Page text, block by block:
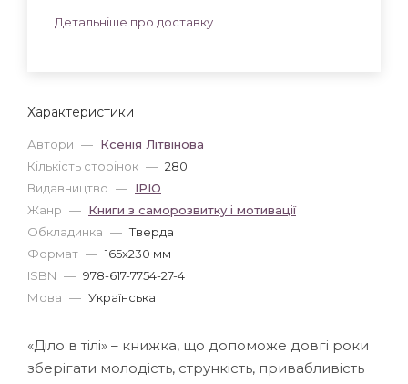
Характеристики
Автори — Ксенія Літвінова
Кількість сторінок — 280
Видавництво — IPIO
Жанр — Книги з саморозвитку і мотивації
Обкладинка — Тверда
Формат — 165x230 мм
ISBN — 978-617-7754-27-4
Мова — Українська
Детальніше про доставку
«Діло в тілі» – книжка, що допоможе довгі роки
зберігати молодість, стрункість, привабливість